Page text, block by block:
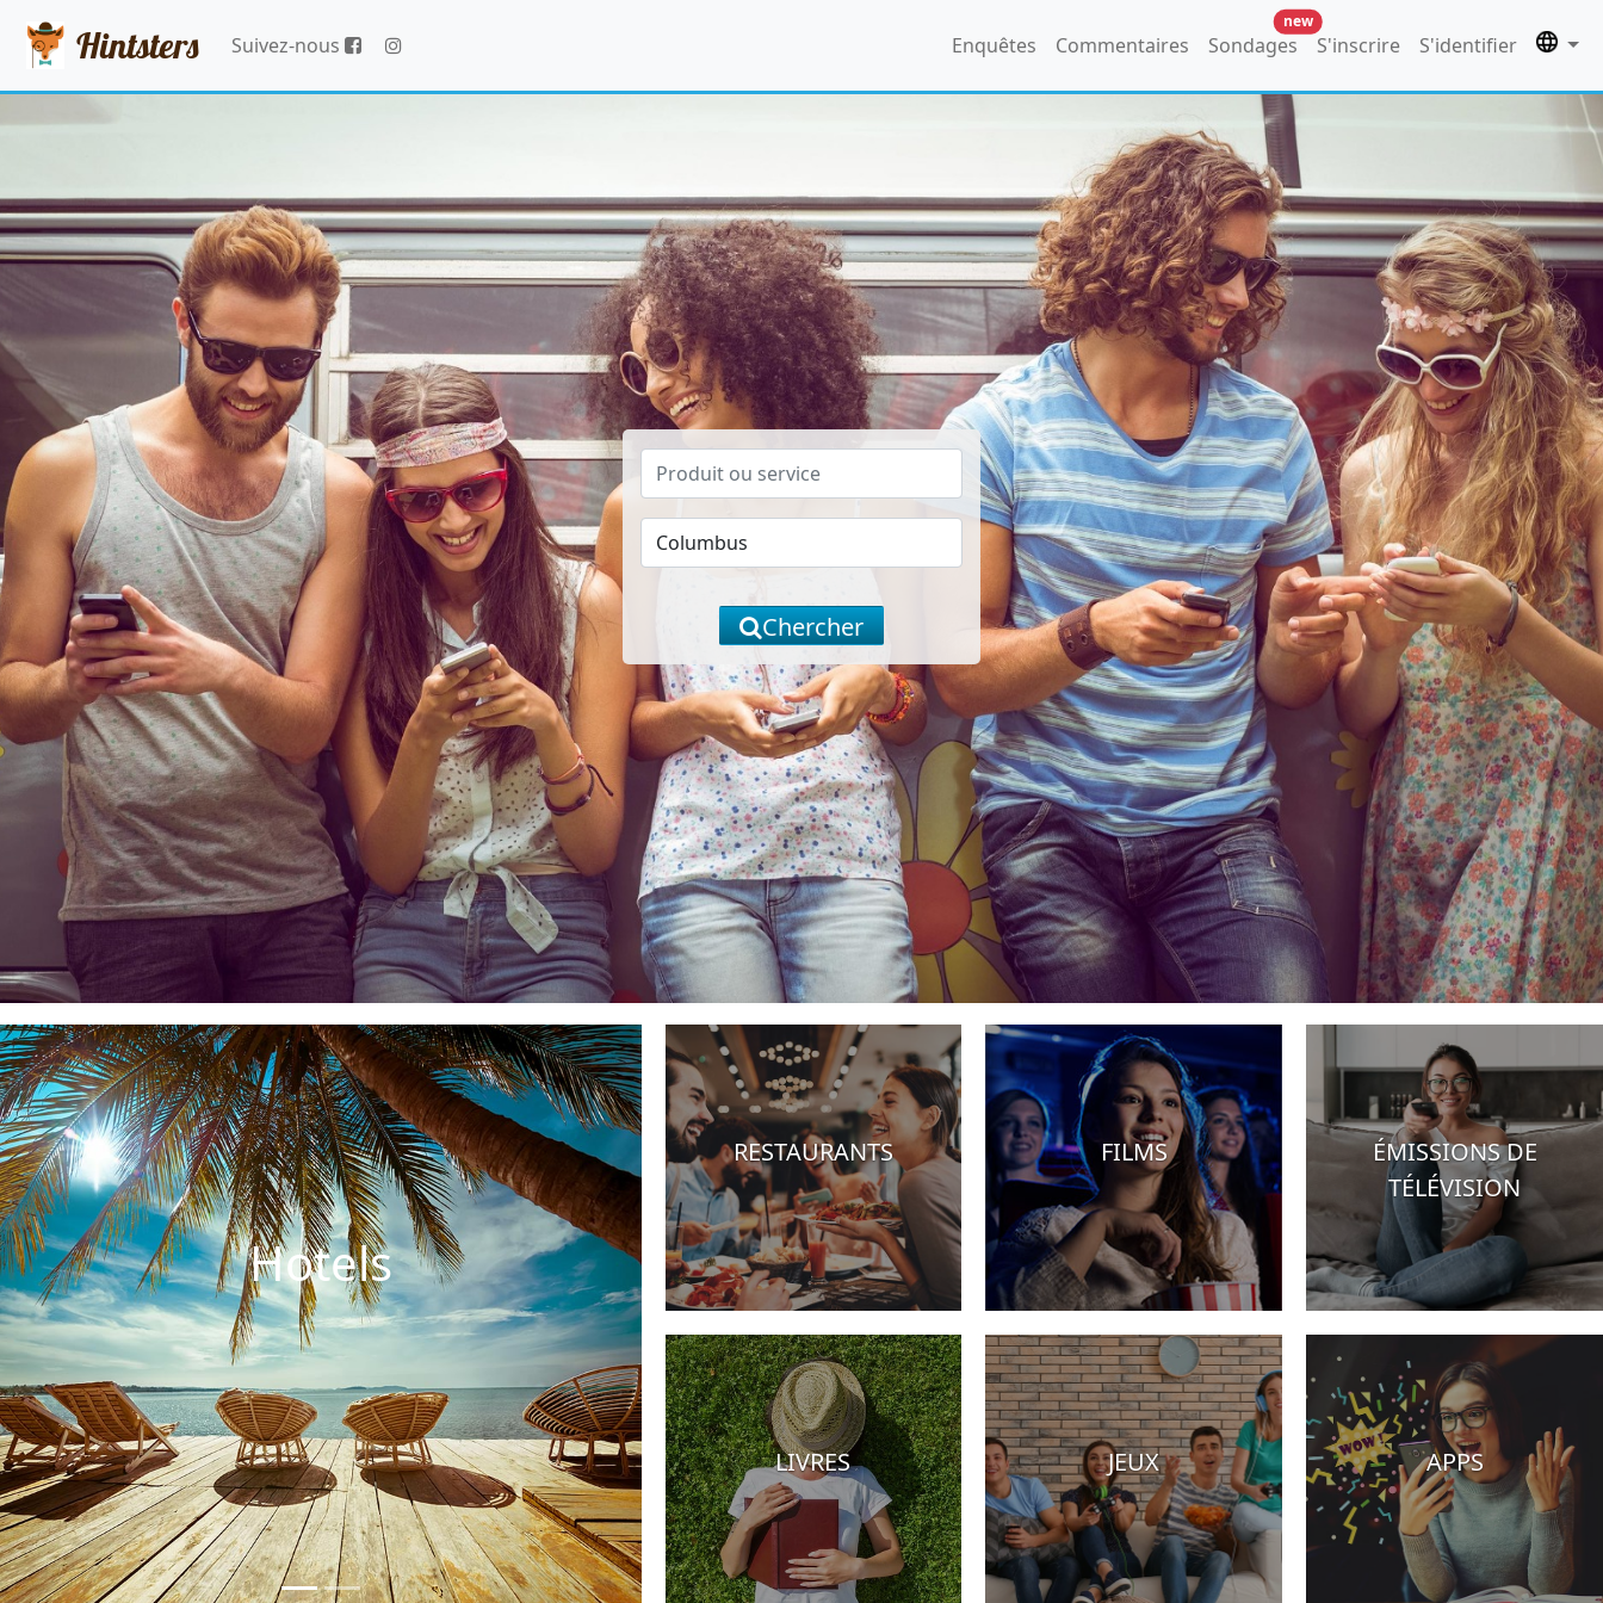
Hintsters Suivez-nous Enquêtes Commentaires Sondages
new
S'inscrire S'identifier
Chercher
Hotels
RESTAURANTS FILMS
ÉMISSIONS DE
TÉLÉVISION
LIVRES JEUX APPS